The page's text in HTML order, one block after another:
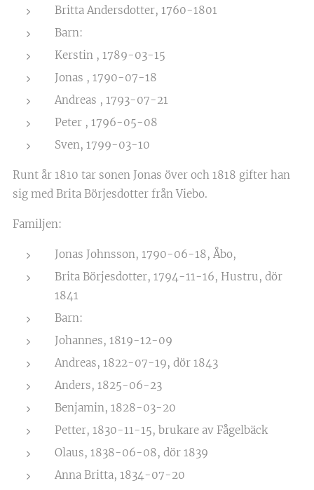
Britta Andersdotter, 1760-1801
Barn:
Kerstin , 1789-03-15
Jonas , 1790-07-18
Andreas , 1793-07-21
Peter , 1796-05-08
Sven, 1799-03-10
Runt år 1810 tar sonen Jonas över och 1818 gifter han
sig med Brita Börjesdotter från Viebo.
Familjen:
Jonas Johnsson, 1790-06-18, Åbo,
Brita Börjesdotter, 1794-11-16, Hustru, dör
1841
Barn:
Johannes, 1819-12-09
Andreas, 1822-07-19, dör 1843
Anders, 1825-06-23
Benjamin, 1828-03-20
Petter, 1830-11-15, brukare av Fågelbäck
Olaus, 1838-06-08, dör 1839
Anna Britta, 1834-07-20